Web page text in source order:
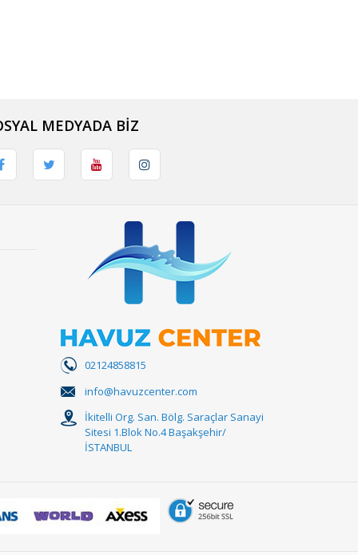
MEDYADA BİZ
02124858815
info@havuzcenter.com
İkitelli Org. San. Bölg. Saraçlar Sanayi
Sitesi 1.Blok No.4 Başakşehir/
İSTANBUL